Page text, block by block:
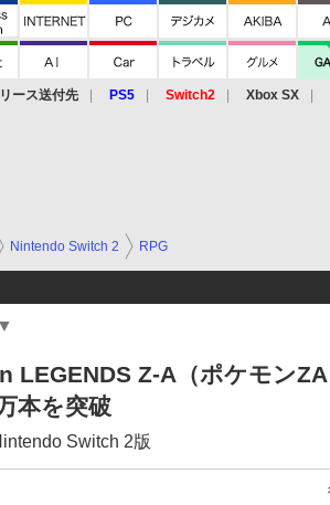
ース送付先 PS5 Switch2 Xbox SX
Nintendo Switch 2 RPG
▼
LEGENDS Z-A（ポケモン
本を突破
Switch 2版